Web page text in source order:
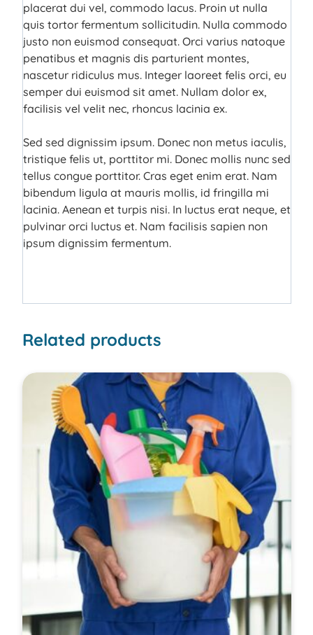
placerat dui vel, commodo lacus. Proin ut nulla
quis tortor fermentum sollicitudin. Nulla commodo
justo non euismod consequat. Orci varius natoque
penatibus et magnis dis parturient montes,
nascetur ridiculus mus. Integer laoreet felis orci, eu
semper dui euismod sit amet. Nullam dolor ex,
facilisis vel velit nec, rhoncus lacinia ex.
Sed sed dignissim ipsum. Donec non metus iaculis,
tristique felis ut, porttitor mi. Donec mollis nunc sed
tellus congue porttitor. Cras eget enim erat. Nam
bibendum ligula at mauris mollis, id fringilla mi
lacinia. Aenean et turpis nisi. In luctus erat neque, et
pulvinar orci luctus et. Nam facilisis sapien non
ipsum dignissim fermentum.
Related products